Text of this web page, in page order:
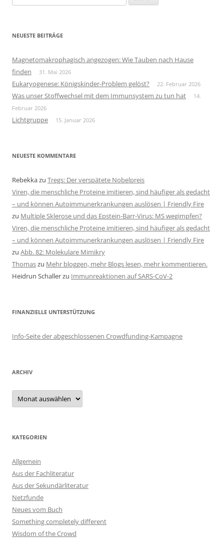
nach:
NEUESTE BEITRÄGE
Magnetomakrophagisch angezogen: Wie Tauben nach Hause
finden
31. Mai 2026
Eukaryogenese: Königskinder-Problem gelöst? 22. Februar 2026
Was unser Stoffwechsel mit dem Immunsystem zu tun hat
14.
Februar 2026
Lichtgruppe 15. Januar 2026
NEUESTE KOMMENTARE
Rebekkazu Tregs: Der verspätete Nobelpreis
Viren, die menschliche Proteine imitieren, sind häufiger als gedacht
– und können Autoimmunerkrankungen auslösen | Friendly Fire
zu Multiple Sklerose und das Epstein-Barr-Virus: MS wegimpfen?
Viren, die menschliche Proteine imitieren, sind häufiger als gedacht
– und können Autoimmunerkrankungen auslösen | Friendly Fire
zu Abb. 82: Molekulare Mimikry
Thomaszu Mehr bloggen, mehr Blogs lesen, mehr kommentieren.
Heidrun Schallerzu Immunreaktionen auf SARS-CoV-2
FINANZIELLE UNTERSTÜTZUNG
Info-Seite der abgeschlossenen Crowdfunding-Kampagne
ARCHIV
Archiv
KATEGORIEN
Allgemein
Aus der Fachliteratur
Aus der Sekundärliteratur
Netzfunde
Neues vom Buch
Something completely different
Wisdom of the Crowd